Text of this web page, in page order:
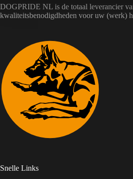
DOGPRIDE NL is de totaal leverancier
kwaliteitsbenodigdheden voor uw (werk)
Snelle Links